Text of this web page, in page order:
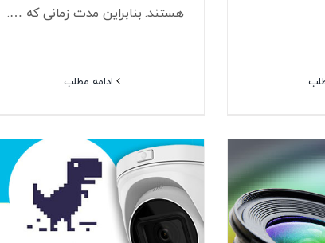
هستند. بنابراین مدت زمانی که ….
ادامه مطلب